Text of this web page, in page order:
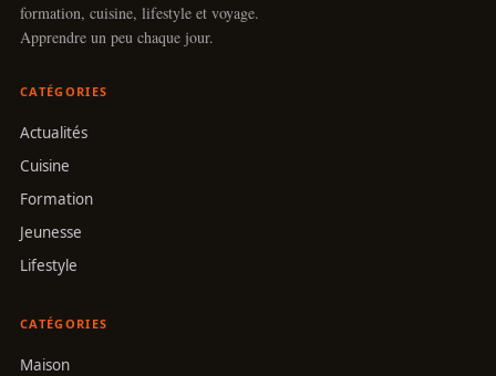
formation, cuisine, lifestyle et voyage.
Apprendre un peu chaque jour.
CATÉGORIES
Actualités
Cuisine
Formation
Jeunesse
Lifestyle
CATÉGORIES
Maison